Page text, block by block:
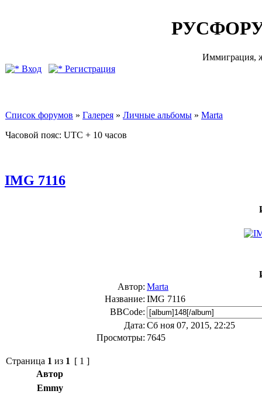
Иммиграция,
Вход
Регистрация
Список форумов » Галерея » Личные альбомы » Marta
Часовой пояс: UTC + 10 часов
IMG 7116
Автор: Marta
Название: IMG 7116
BBCode:
Дата: Сб ноя 07, 2015, 22:25
Просмотры: 7645
Страница 1 из 1 [ 1 ]
Автор
Emmy